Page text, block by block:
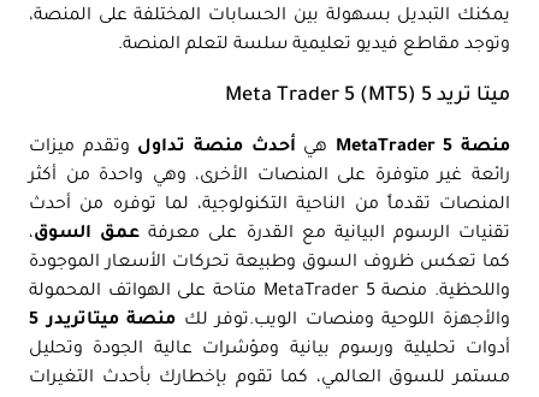
يمكنك التبديل بسهولة بين الحسابات المختلفة على المنصة،
وتوجد مقاطع فيديو تعليمية سلسة لتعلم المنصة.
ميتا تريد 5 Meta Trader 5 (MT5)
منصة MetaTrader 5 هي أحدث منصة تداول وتقدم ميزات
رائعة غير متوفرة على المنصات الأخرى، وهي واحدة من أكثر
المنصات تقدماً من الناحية التكنولوجية، لما توفره من أحدث
تقنيات الرسوم البيانية مع القدرة على معرفة عمق السوق،
كما تعكس ظروف السوق وطبيعة تحركات الأسعار الموجودة
واللحظية. منصة MetaTrader 5 متاحة على الهواتف المحمولة
والأجهزة اللوحية ومنصات الويب.توفر لك منصة ميتاتريدر 5
أدوات تحليلية ورسوم بيانية ومؤشرات عالية الجودة وتحليل
مستمر للسوق العالمي، كما تقوم بإخطارك بأحدث التغيرات